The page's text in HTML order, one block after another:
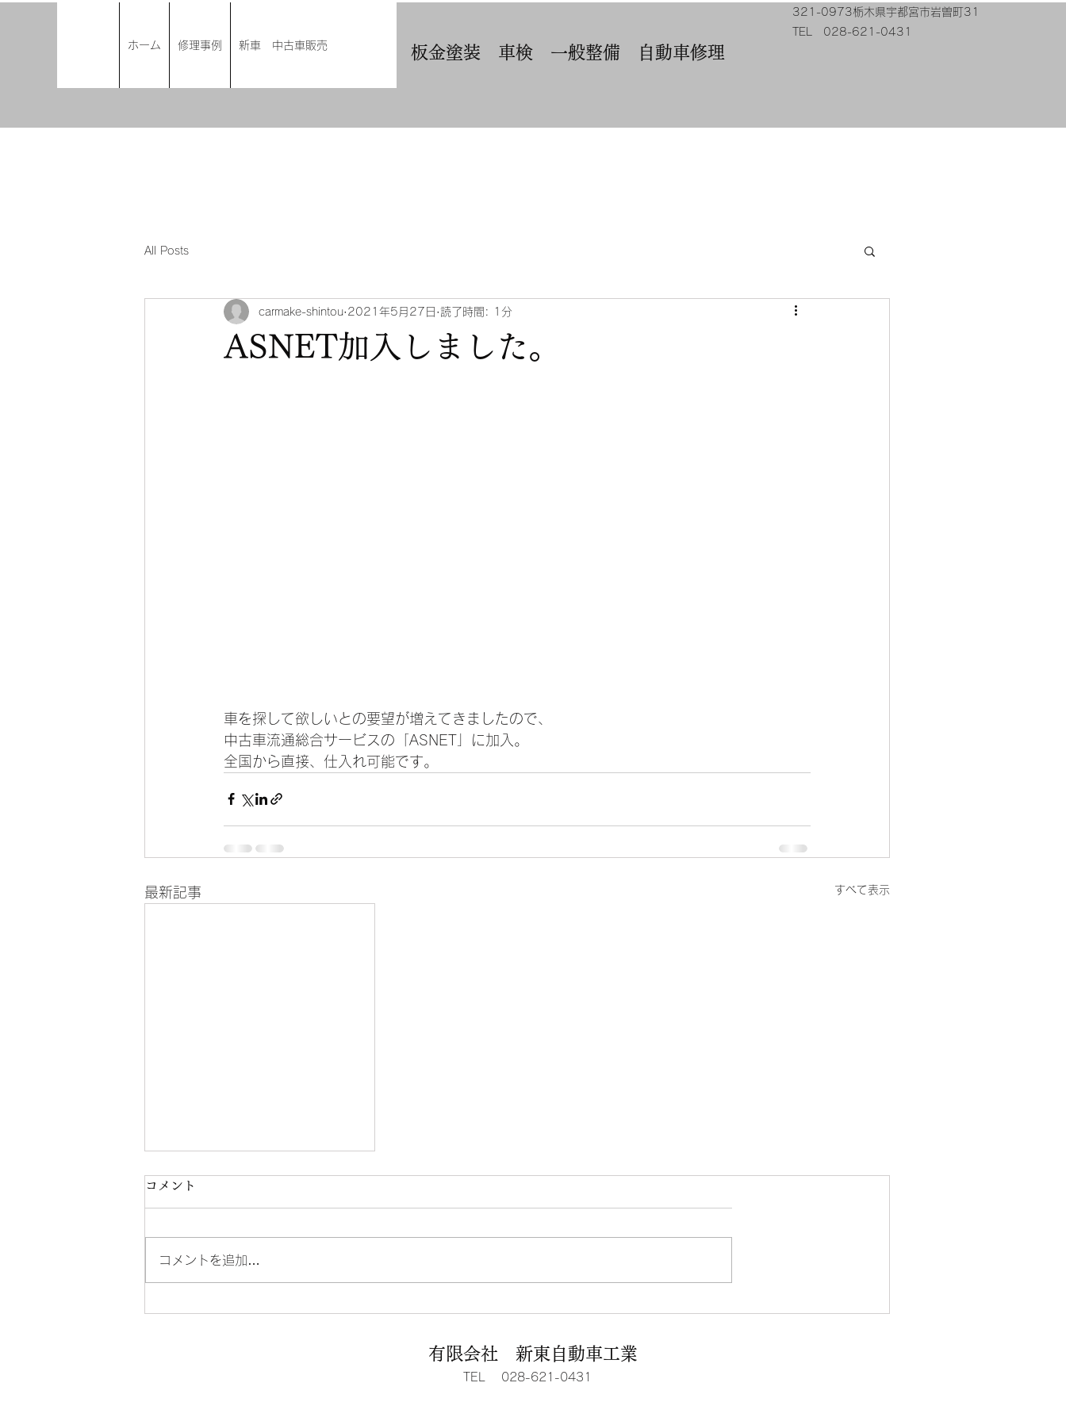
ホーム 修理事例 新車 中古車販売 ​板金塗装 車検 一般整備 自動車修理
321-0973栃木県宇都宮市岩曽町31
​TEL 028-621-0431
All Posts
ASNET加入しました。
carmake-shintou 2021年5月27日 読了時間: 1分
車を探して欲しいとの要望が増えてきましたので、
中古車流通総合サービスの「ASNET」に加入。
全国から直接、仕入れ可能です。
最新記事 すべて表示
コメント
コメントを追加…
有限会社 新東自動車工業
TEL 028-621-0431